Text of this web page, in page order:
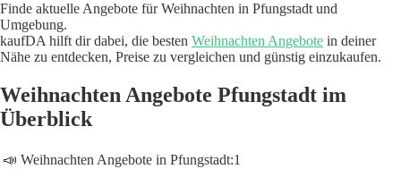
Finde aktuelle Angebote für Weihnachten in Pfungstadt und
Umgebung.
kaufDA hilft dir dabei, die besten Weihnachten Angebote in deiner
Nähe zu entdecken, Preise zu vergleichen und günstig einzukaufen.
Weihnachten Angebote Pfungstadt im
Überblick
📣 Weihnachten Angebote in Pfungstadt:1